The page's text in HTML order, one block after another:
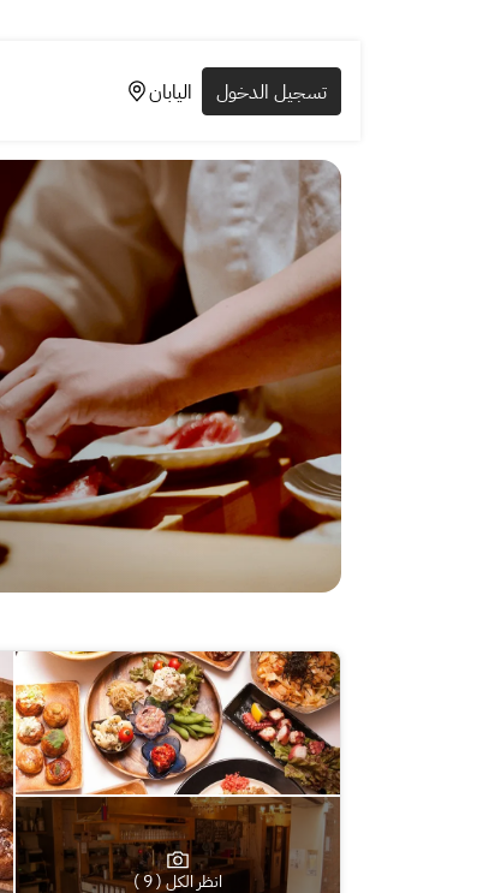
اليابان تسجيل الدخول
انظر الكل ( 9 )